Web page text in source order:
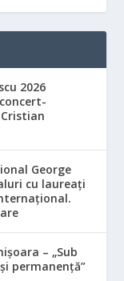
2026
George
cu laureați
– „Sub
permanență”